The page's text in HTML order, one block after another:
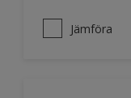
Jämföra